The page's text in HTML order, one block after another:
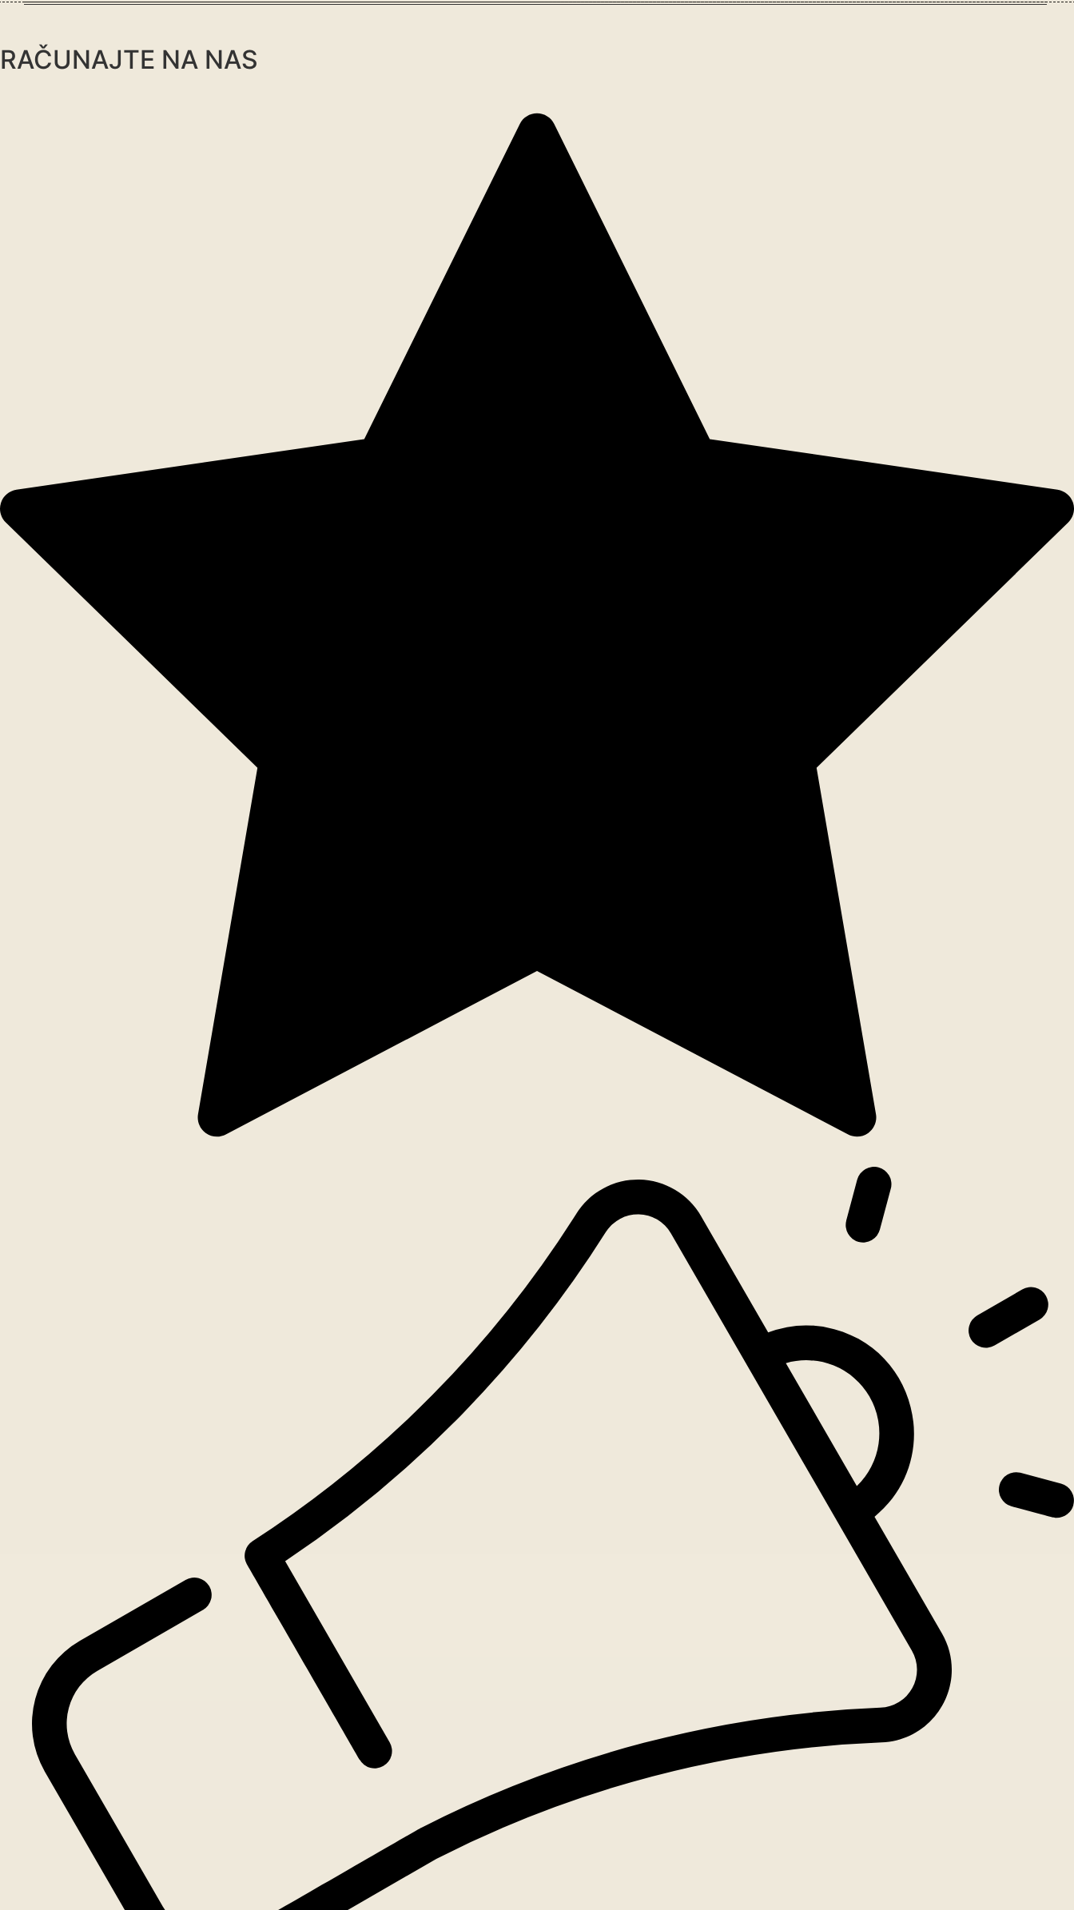
Skip
content
RAČUNAJTE NA NAS